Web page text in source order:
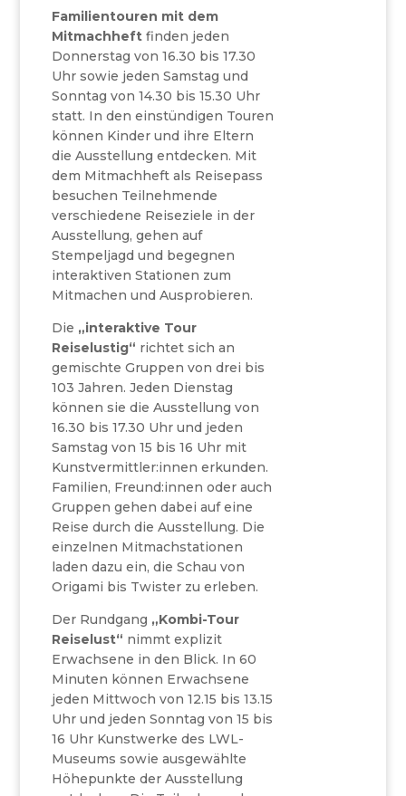
Familientouren mit dem
Mitmachheft finden jeden
Donnerstag von 16.30 bis 17.30
Uhr sowie jeden Samstag und
Sonntag von 14.30 bis 15.30 Uhr
statt. In den einstündigen Touren
können Kinder und ihre Eltern
die Ausstellung entdecken. Mit
dem Mitmachheft als Reisepass
besuchen Teilnehmende
verschiedene Reiseziele in der
Ausstellung, gehen auf
Stempeljagd und begegnen
interaktiven Stationen zum
Mitmachen und Ausprobieren.
Die „interaktive Tour
Reiselustig“ richtet sich an
gemischte Gruppen von drei bis
103 Jahren. Jeden Dienstag
können sie die Ausstellung von
16.30 bis 17.30 Uhr und jeden
Samstag von 15 bis 16 Uhr mit
Kunstvermittler:innen erkunden.
Familien, Freund:innen oder auch
Gruppen gehen dabei auf eine
Reise durch die Ausstellung. Die
einzelnen Mitmachstationen
laden dazu ein, die Schau von
Origami bis Twister zu erleben.
Der Rundgang „Kombi-Tour
Reiselust“ nimmt explizit
Erwachsene in den Blick. In 60
Minuten können Erwachsene
jeden Mittwoch von 12.15 bis 13.15
Uhr und jeden Sonntag von 15 bis
16 Uhr Kunstwerke des LWL-
Museums sowie ausgewählte
Höhepunkte der Ausstellung